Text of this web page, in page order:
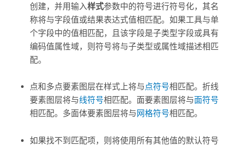
创建，并用输入样式参数中的符号进行符号化，其名
称将与字段值或结果表达式值相匹配。如果工具与单
个字段中的值相匹配，且该字段是子类型字段或具有
编码值属性域，则符号将与子类型或属性域描述相匹
配。
点和多点要素图层在样式上将与 点符号相匹配。折线
要素图层将与线符号相匹配。面要素图层将与面符号
相匹配。多面体要素图层将与 网格符号相匹配。
如果找不到匹配项，则将使用所有其他值的默认符号